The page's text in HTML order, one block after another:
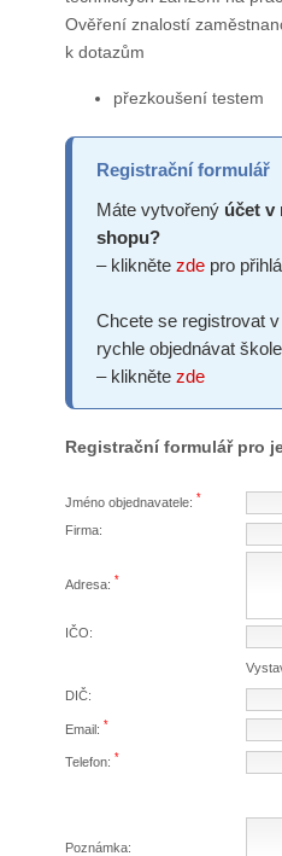
Ověření znalostí
k dotazům
přezkoušení testem
Registrační formulář
Máte vytvořený účet v
shopu?
– klikněte zdepro
Chcete se registrovat
rychle objednávat
– klikněte zde
Registrační formulář pro
Jméno objednavatele: *
Firma:
Adresa: *
IČO:
DIČ:
Email: *
Telefon: *
Poznámka: